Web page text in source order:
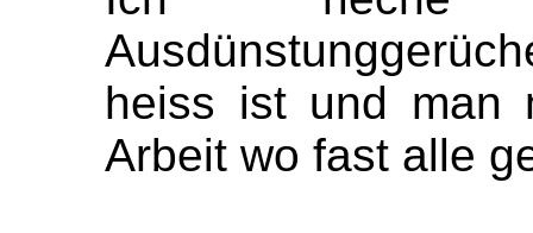
heiss ist und man
Arbeit wo fast alle